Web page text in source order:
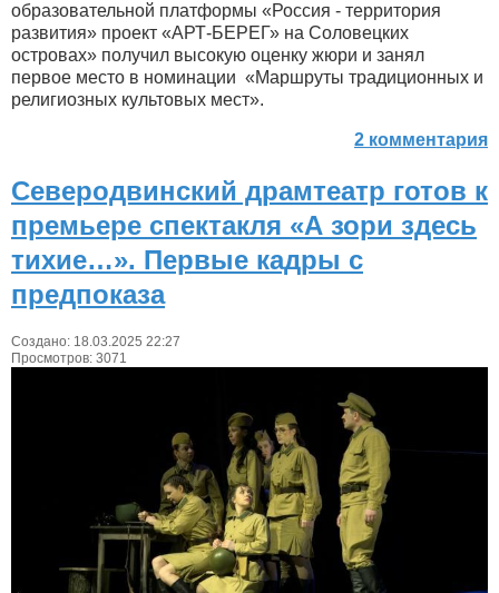
образовательной платформы «Россия - территория
развития» проект «АРТ-БЕРЕГ» на Соловецких
островах» получил высокую оценку жюри и занял
первое место в номинации «Маршруты традиционных и
религиозных культовых мест».
2 комментария
Северодвинский драмтеатр готов к
премьере спектакля «А зори здесь
тихие…». Первые кадры с
предпоказа
Создано: 18.03.2025 22:27
Просмотров: 3071